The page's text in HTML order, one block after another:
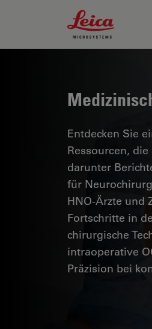
Leica
Entdecken Sie
Ressourcen,
darunter
für
HNO-Ärzte und
Fortschritte in
chirurgische
intraoperative
Präzision bei